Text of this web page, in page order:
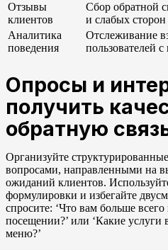
Отзывы
клиентов
Сбор обратной
и слабых сторон
Аналитика
поведения
Отслеживание
пользователей
Опросы и
получить
обратную
Организуйте
вопросами, направленными на
ожиданий клиентов.
формулировки и избегайте
спросите: ‘Что вам больше
посещении?’ или ‘Какие
меню?’